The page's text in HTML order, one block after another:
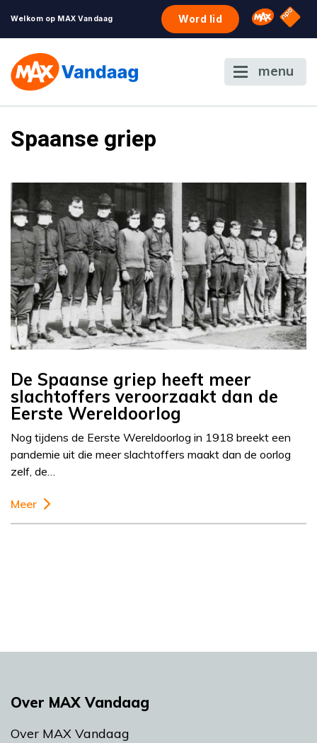
Welkom op MAX Vandaag Word lid Omroep
NPO
menu
Spaanse griep
De Spaanse griep heeft meer
slachtoffers veroorzaakt dan de
Eerste Wereldoorlog
Nog tijdens de Eerste Wereldoorlog in 1918 breekt een
pandemie uit die meer slachtoffers maakt dan de oorlog
zelf, de…
Meer
Over MAX Vandaag
Over MAX Vandaag